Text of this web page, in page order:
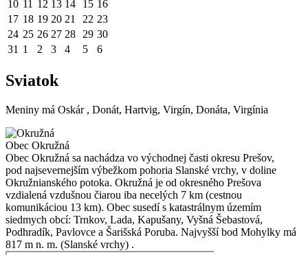
10 11 12 13 14 15 16
17 18 19 20 21 22 23
24 25 26 27 28 29 30
31 1 2 3 4 5 6
Sviatok
Meniny má Oskár , Donát, Hartvig, Virgín, Donáta, Virgínia
Obec Okružná
Obec Okružná sa nachádza vo východnej časti okresu Prešov,
pod najsevernejším výbežkom pohoria Slanské vrchy, v doline
Okružnianského potoka. Okružná je od okresného Prešova
vzdialená vzdušnou čiarou iba necelých 7 km (cestnou
komunikáciou 13 km). Obec susedí s katastrálnym územím
siedmych obcí: Trnkov, Lada, Kapušany, Vyšná Šebastová,
Podhradík, Pavlovce a Šarišská Poruba. Najvyšší bod Mohylky má
817 m n. m. (Slanské vrchy) .